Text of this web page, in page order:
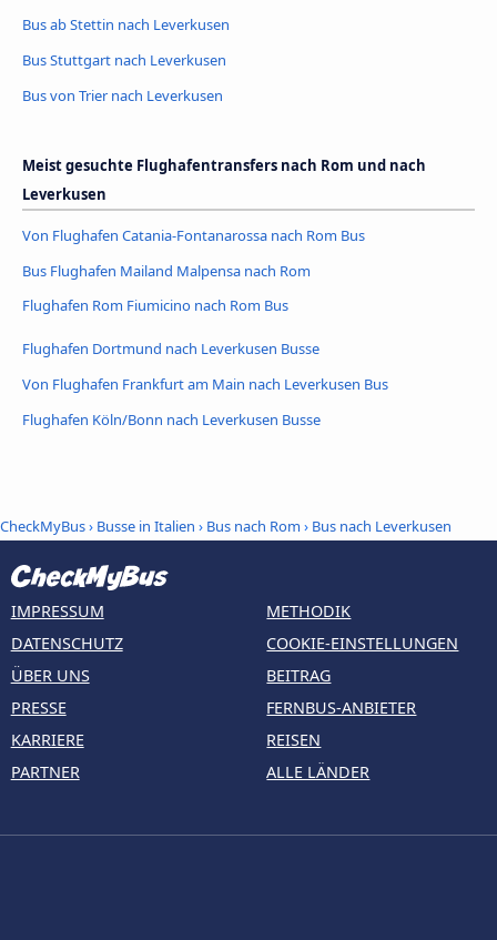
Bus ab Stettin nach Leverkusen
Bus Stuttgart nach Leverkusen
Bus von Trier nach Leverkusen
Meist gesuchte Flughafentransfers nach Rom und nach
Leverkusen
Von Flughafen Catania-Fontanarossa nach Rom Bus
Bus Flughafen Mailand Malpensa nach Rom
Flughafen Rom Fiumicino nach Rom Bus
Flughafen Dortmund nach Leverkusen Busse
Von Flughafen Frankfurt am Main nach Leverkusen Bus
Flughafen Köln/Bonn nach Leverkusen Busse
CheckMyBus› Busse in Italien › Bus nach Rom › Bus nach Leverkusen
IMPRESSUM
DATENSCHUTZ
ÜBER UNS
PRESSE
KARRIERE
PARTNER
METHODIK
COOKIE-EINSTELLUNGEN
BEITRAG
FERNBUS-ANBIETER
REISEN
ALLE LÄNDER